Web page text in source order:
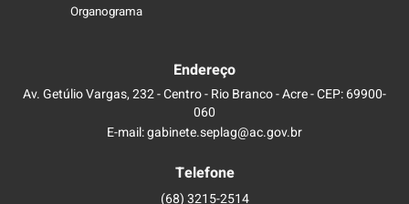
Organograma
Endereço
Av. Getúlio Vargas, 232 - Centro - Rio Branco - Acre - CEP: 69900-
060
E-mail: gabinete.seplag@ac.gov.br
Telefone
(68) 3215-2514